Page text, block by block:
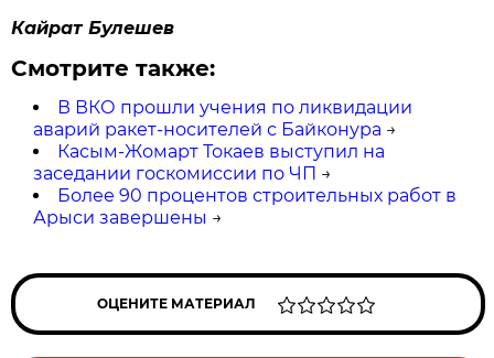
Кайрат Булешев
Смотрите также:
В ВКО прошли учения по ликвидации
аварий ракет-носителей с Байконура →
Касым-Жомарт Токаев выступил на
заседании госкомиссии по ЧП →
Более 90 процентов строительных работ в
Арыси завершены →
ОЦЕНИТЕ МАТЕРИАЛ